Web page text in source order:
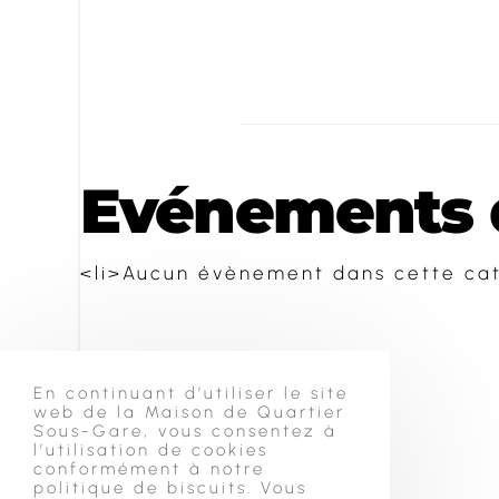
Evénements
<li>Aucun évènement dans cette
En continuant d’utiliser le site
web de la Maison de Quartier
Sous-Gare, vous consentez à
l’utilisation de cookies
conformément à notre
politique de biscuits. Vous